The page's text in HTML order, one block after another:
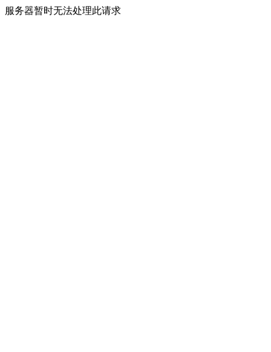
服务器暂时无法处理此请求